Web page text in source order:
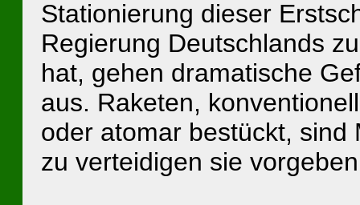
Stationierung dieser
Regierung Deutschlands
hat, gehen dramatische
aus. Raketen, konventionell
oder atomar bestückt,
zu verteidigen sie